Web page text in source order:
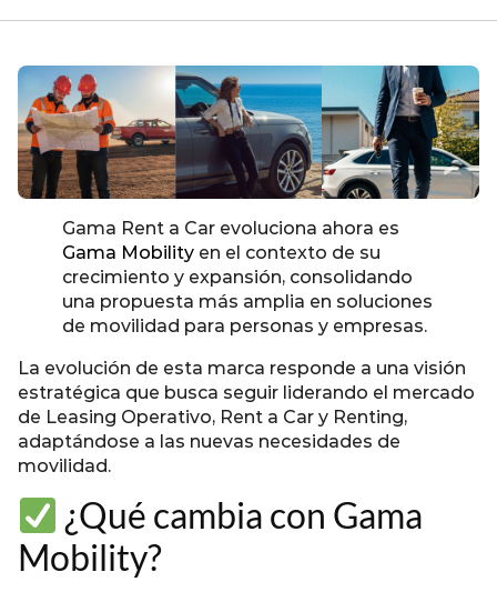
Gama Rent a Car evoluciona ahora es
Gama Mobility en el contexto de su
crecimiento y expansión, consolidando
una propuesta más amplia en soluciones
de movilidad para personas y empresas.
La evolución de esta marca responde a una visión
estratégica que busca seguir liderando el mercado
de Leasing Operativo, Rent a Car y Renting,
adaptándose a las nuevas necesidades de
movilidad.
¿Qué cambia con Gama
Mobility?